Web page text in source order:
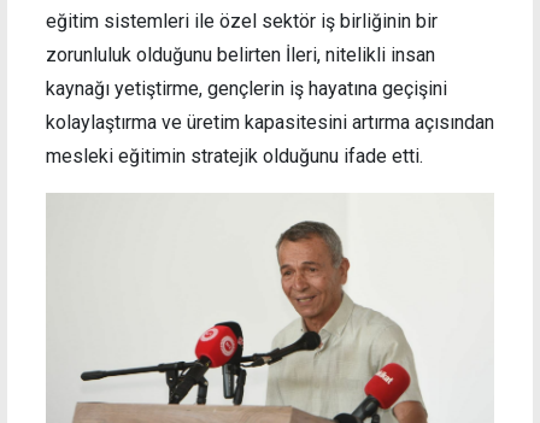
eğitim sistemleri ile özel sektör iş birliğinin bir
zorunluluk olduğunu belirten İleri, nitelikli insan
kaynağı yetiştirme, gençlerin iş hayatına geçişini
kolaylaştırma ve üretim kapasitesini artırma açısından
mesleki eğitimin stratejik olduğunu ifade etti.